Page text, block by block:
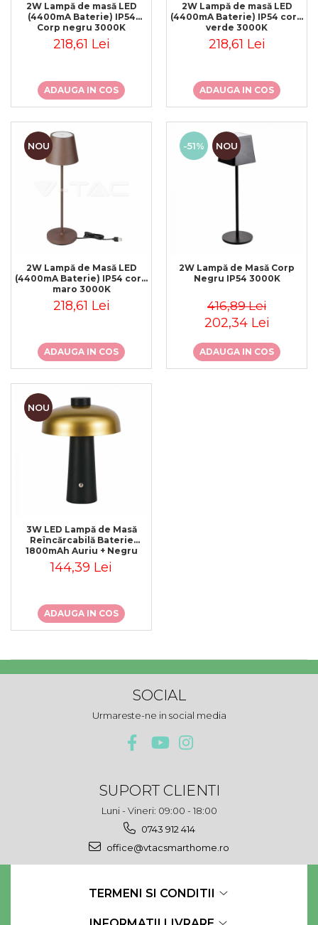
2W Lampă de masă LED
(4400mA Baterie) IP54
Corp negru 3000K
218,61 Lei
ADAUGA IN COS
2W Lampă de masă LED
(4400mA Baterie) IP54 corp
verde 3000K
218,61 Lei
ADAUGA IN COS
NOU
2W Lampă de Masă LED
(4400mA Baterie) IP54 corp
maro 3000K
218,61 Lei
ADAUGA IN COS
-51% NOU
2W Lampă de Masă Corp
Negru IP54 3000K
416,89 Lei
202,34 Lei
ADAUGA IN COS
NOU
3W LED Lampă de Masă
Reîncărcabilă Baterie
1800mAh Auriu + Negru
144,39 Lei
ADAUGA IN COS
SOCIAL
Urmareste-ne in social media
SUPORT CLIENTI
Luni - Vineri: 09:00 - 18:00
0743 912 414
office@vtacsmarthome.ro
TERMENI SI CONDITII